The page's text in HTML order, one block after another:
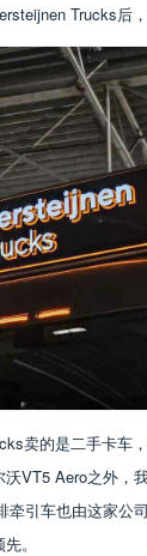
Trucks后
卖的是二手卡车
VT5 Aero之外，
牵引车也由这家公
。